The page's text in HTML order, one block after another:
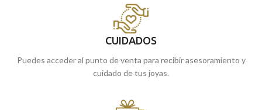
CUIDADOS
Puedes acceder al punto de venta para recibir asesoramiento y
cuidado de tus joyas.